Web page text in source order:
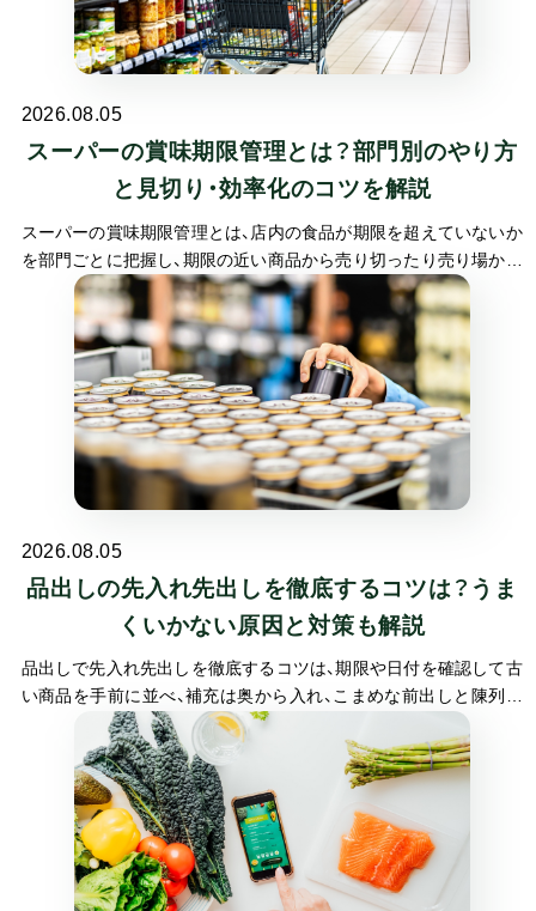
2026.08.05
スーパーの賞味期限管理とは？部門別のやり方
と見切り・効率化のコツを解説
スーパーの賞味期限管理とは、店内の食品が期限を超えていないか
を部門ごとに把握し、期限の近い商品から売り切ったり売り場から
外したりする一連の業務です。スーパーは、消費期限の短い生鮮や
日配から、賞味期限の長い加工食品まで幅広くあつかうため、部門
ごとに管理の勘所が変わります。
2026.08.05
品出しの先入れ先出しを徹底するコツは？うま
くいかない原因と対策も解説
品出しで先入れ先出しを徹底するコツは、期限や日付を確認して古
い商品を手前に並べ、補充は奥から入れ、こまめな前出しと陳列ル
ールで在庫を見える化することです。先入れ先出しとは、先に仕入
れた古い商品から先に売る在庫管理の基本ですが、日々の品出しで
徹底するのは意外とむずかしいものです。